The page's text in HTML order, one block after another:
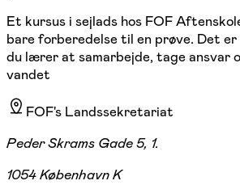
Et kursus i sejlads hos FOF
bare forberedelse til en prøve. Det er
du lærer at samarbejde, tage ansvar
vandet
FOF's Landssekretariat
Peder Skrams Gade 5, 1.
1054 København K